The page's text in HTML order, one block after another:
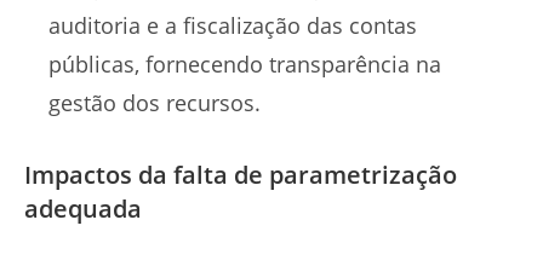
auditoria e a fiscalização das contas
públicas, fornecendo transparência na
gestão dos recursos.
Impactos da falta de parametrização
adequada